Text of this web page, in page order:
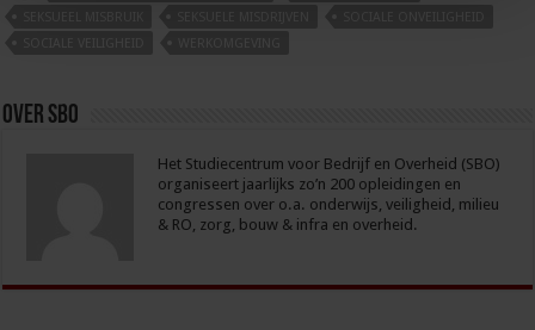
Over sbo
Het Studiecentrum voor Bedrijf en Overheid (SBO)
organiseert jaarlijks zo’n 200 opleidingen en
congressen over o.a. onderwijs, veiligheid, milieu
& RO, zorg, bouw & infra en overheid.